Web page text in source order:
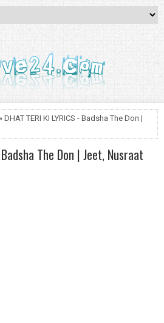
» DHAT TERI KI‬‬ LYRICS - Badsha The Don |
Badsha The Don | Jeet, Nusraat